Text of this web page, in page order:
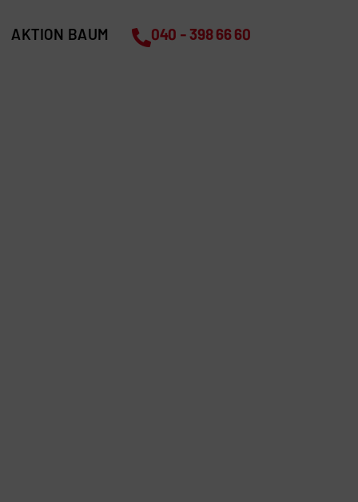
AKTION BAUM 040 - 398 66 60